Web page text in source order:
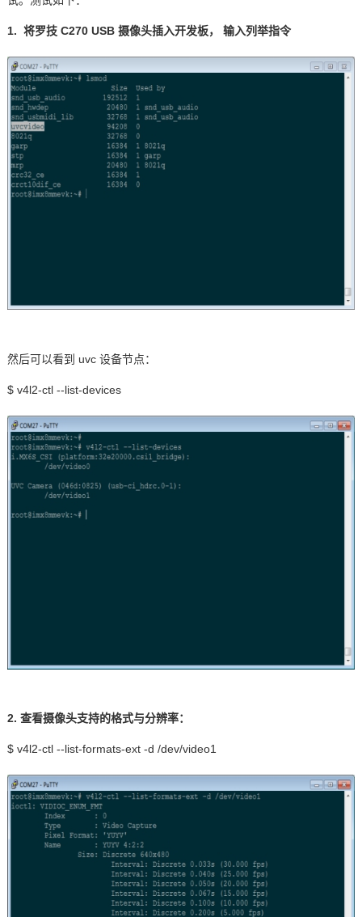
1. 将罗技 C270 USB 摄像头插入开发板， 输入列举指令
然后可以看到 uvc 设备节点：
$ v4l2-ctl --list-devices
2. 查看摄像头支持的格式与分辨率：
$ v4l2-ctl --list-formats-ext -d /dev/video1